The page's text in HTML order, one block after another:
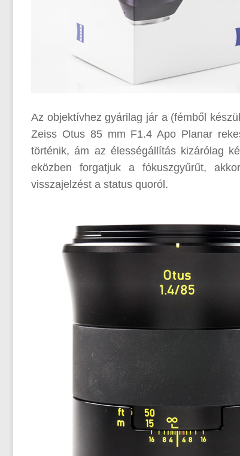
Az objektívhez gyárilag jár a (fémből
Zeiss Otus 85 mm F1.4 Apo Planar
történik, ám az élességállítás kizárólag
eközben forgatjuk a fókuszgyűrűt,
visszajelzést a status quoról.